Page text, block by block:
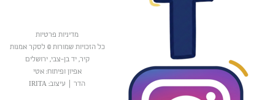
מדיניות פרטיות
כל הזכויות שמורות © לסקר אמנות
קיר, יד בן-צבי, ירושלים
אפיון ופיתוח: אטי
הדר
עיצוב: IRITA